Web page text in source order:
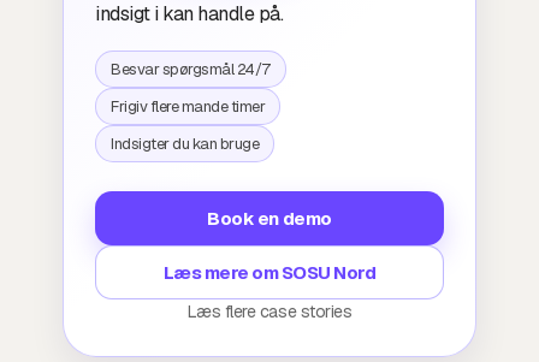
indsigt i kan handle på.
Besvar spørgsmål 24/7
Frigiv flere mande timer
Indsigter du kan bruge
Book en demo
Læs mere om SOSU Nord
Læs flere case stories